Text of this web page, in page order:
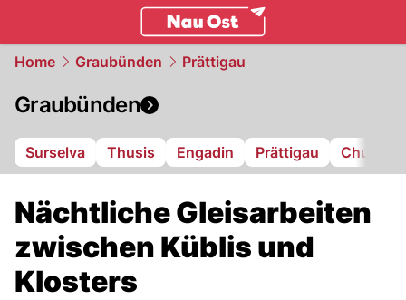
Home Graubünden Prättigau
Graubünden
Surselva Thusis Engadin Prättigau Chur
Nächtliche Gleisarbeiten
zwischen Küblis und
Klosters